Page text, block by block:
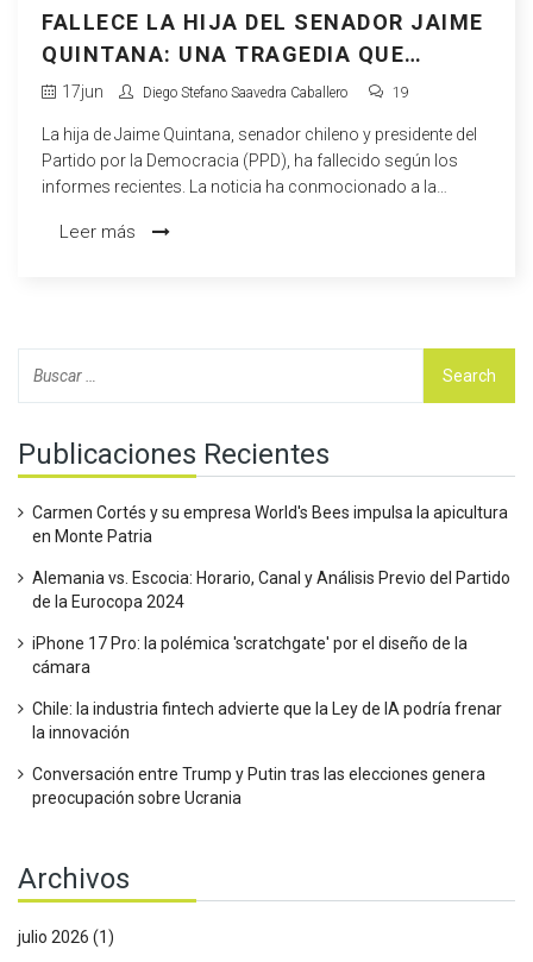
FALLECE LA HIJA DEL SENADOR JAIME
QUINTANA: UNA TRAGEDIA QUE
CONMOCIONA AL MUNDO POLÍTICO
17jun Diego Stefano Saavedra Caballero 19
La hija de Jaime Quintana, senador chileno y presidente del
Partido por la Democracia (PPD), ha fallecido según los
informes recientes. La noticia ha conmocionado a la
profundamente al senador y su familia. Aunque aún no se
Leer más
Publicaciones Recientes
Carmen Cortés y su empresa World's Bees impulsa la apicultura
en Monte Patria
Alemania vs. Escocia: Horario, Canal y Análisis Previo del Partido
de la Eurocopa 2024
iPhone 17 Pro: la polémica 'scratchgate' por el diseño de la
cámara
Chile: la industria fintech advierte que la Ley de IA podría frenar
la innovación
Conversación entre Trump y Putin tras las elecciones genera
preocupación sobre Ucrania
Archivos
julio 2026 (1)